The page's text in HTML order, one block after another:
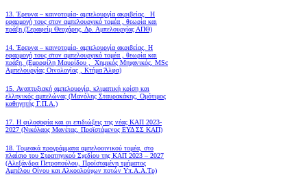
13. Έρευνα – καινοτομία- αμπελουργία ακριβείας. Η
εφαρμογή τους στον αμπελουργικό τομέα , θεωρία και
πράξη.(Σεραφείμ Θεοχάρης, Δρ. Αμπελουργίας ΑΠΘ)
14. Έρευνα – καινοτομία- αμπελουργία ακριβείας. Η
εφαρμογή τους στον αμπελουργικό τομέα , θεωρία και
πράξη. (Εμορφίλη Μαυρίδου , Χημικός Μηχανικός, MSc
Αμπελουργίας Οινολογίας , Κτήμα Άλφα)
15. Αναπτυξιακή αμπελουργία, κλιματική κρίση και
ελληνικός αμπελώνας (Μανόλης Σταυρακάκης, Ομότιμος
καθηγητής Γ.Π.Α.)
17. Η φιλοσοφία και οι επιδιώξεις της νέας ΚΑΠ 2023-
2027 (Νικόλαος Μανέτας, Προϊστάμενος ΕΥΔ ΣΣ ΚΑΠ)
18. Tομεακά προγράμματα αμπελοοινικού τομέα, στο
πλαίσιο του Στρατηγικού Σχεδίου της ΚΑΠ 2023 – 2027
(Αλεξάνδρα Πετροπούλου, Προϊσταμένη τμήματος
Αμπέλου Οίνου και Αλκοολούχων ποτών Υπ.Α.Α.Τρ)